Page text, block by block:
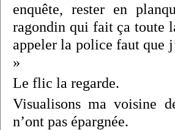
enquête, rester en
ragondin qui fait ça toute
appeler la police faut que
»
Le flic la regarde.
Visualisons ma voisine
n’ont pas épargnée.